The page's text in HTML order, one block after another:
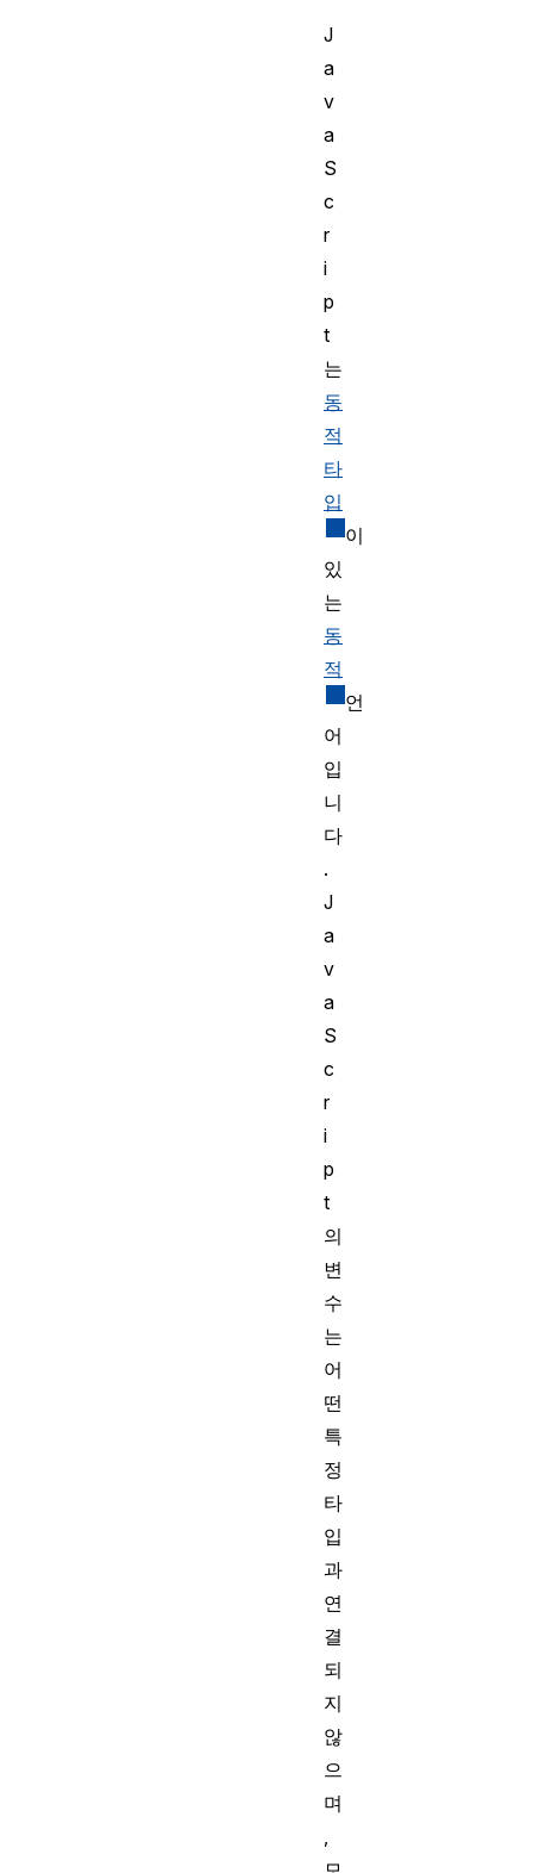
J
a
v
a
S
c
r
i
p
t
는
동
적
타
입
이
있
는
동
적
언
어
입
니
다
.
J
a
v
a
S
c
r
i
p
t
의
변
수
는
어
떤
특
정
타
입
과
연
결
되
지
않
으
며
,